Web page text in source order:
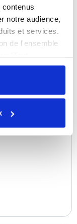
notre audience,
et services.
de l'ensemble
autoriser que
sur
- par 30